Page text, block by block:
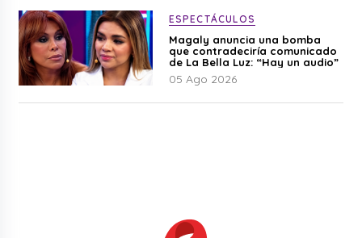
ESPECTÁCULOS
Magaly anuncia una bomba
que contradeciría comunicado
de La Bella Luz: “Hay un audio”
05 Ago 2026